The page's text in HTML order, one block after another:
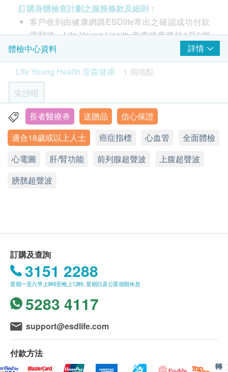
Smartech - “Mini Palm” 迷你無段變速強風風扇 (原價$398)
$200 百佳電子禮券
膀胱超聲波
心臟檢查 重點項目
靜臥心電圖
血管硬度檢查 重點項目
中心動脈硬化程度指標
上臂動脈硬化程度指標
3 基本項目
基本健康評估
脈搏率
體重
肥胖分析
蛋白質
身體水分總量
無機鹽
體脂肪量
列腺超聲波、膀胱超聲波、心血管硬化檢測、靜臥心
電圖、肝腎功能檢查、糖尿病、血脂、甲狀腺、尿液
常規等
訂購身體檢查計劃之服務條款及細則：
客戶收到由健康網購ESDlife寄出之確認成功付款
電郵後，Life Young Health 壹森健康將於1至3個
工作天內致電客戶預約身體檢查的時間及地點（預
約或查詢：2523 8308）。
客戶必須於預約當天出示身份證及出示訂購確認信
以確認身份。
訂購一經確認，不設退款。
進行身體檢查後，一般情況下，可於14個工作天內
獲得驗身報告。醫護人員會致電客人預約時間聽取
報告。
所有自選項目一經電話確認預約後，項目不得作出
更改。
附加項目檢驗者必須跟計劃檢驗者為同一人。
康醫療有限公司 (Life Young Healthcare Limited)
保留最終決定權。
使用長者醫療券
如希望使用長者醫療券進行支付，請在訂購前先聯絡
健康網購，以便我們為您做出相應的安排。
年齡
身體檢查計劃只適用於18歲或以上人士。
體檢中心資料
詳情
Life Young Health 壹森健康
1 個地點
尖沙咀
九龍尖沙咀彌敦道132號美麗華廣場A座10樓1008室
星期一至六︰9:00a.m - 19:00p.m
星期日及公眾假期︰休息
長者醫療券 送贈品
信心保證
適合18歲或以上人士
癌症指標 心血管
全面體檢
心電圖
肝/腎功能 前列腺超聲波
上腹超聲波
膀胱超聲波
訂購及查詢
3151 2288
星期一至六早上9時至晚上12時; 星期日及公眾假期休息
5283 4117
support@esdlife.com
付款方法
轉